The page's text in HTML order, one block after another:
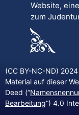
Website,
zum
(CC BY-NC-ND)
Material auf dieser
Deed (“
Bearbeitung“) 4.0